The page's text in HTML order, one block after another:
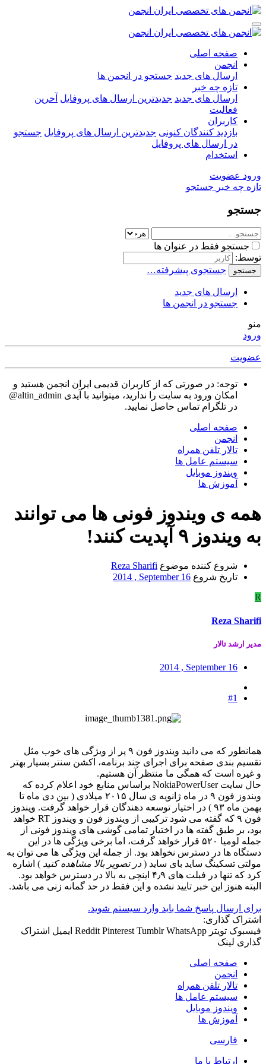
صفحه اصلی
انجمن
ارسال های جدید جستجو در انجمن ها
تازه چه خبر
ارسال های جدید جدیدترین ارسال های پروفایل آخرین
فعالیت
کاربران
بازدید کنندگان کنونی جدیدترین ارسال های پروفایل جستجو
در ارسال های پروفایل
استخدام
ورود عضویت
تازه چه خبر جستجو
جستجو
جستجو فقط در عنوان ها
توسط:
جستجو جستجوی پیشرفته…
ارسال های جدید
جستجو در انجمن ها
منو
ورود
عضویت
توجه: در صورتی که از کاربران قدیمی ایران انجمن هستید و
امکان ورود به سایت را ندارید، میتوانید با آیدی altin_admin@
در تلگرام تماس حاصل نمایید.
صفحه اصلی
انجمن
تالار تلفن همراه
سیستم عامل ها
ویندوز موبایل
آموزش ها
همه ی ویندوز فونی ها می توانند
به ویندوز ۹ آپدیت کنند!
شروع کننده موضوع Reza Sharifi
تاریخ شروع 2014 , September 16
R
Reza Sharifi
مدير ارشد تالار
2014 , September 16
#1
همانطور که می دانید ویندوز فون ۹ پر از ویژگی های خوب مثل
تقسیم بندی صفحه برای اجرای چند برنامه، اکشن سنتر بسیار بهتر
و غیره است که همگی ما منتظر آن هستیم.
حال سایت NokiaPowerUser براساس منابع خود اعلام کرده که
ویندوز فون ۹ در ماه ژانویه ی سال ۲۰۱۵ میلادی ( بین دی ماه تا
بهمن ماه ۹۳ ) در اختیار توسعه دهندگان قرار خواهد گرفت. ویندوز
فون ۹ که گفته می شود ترکیبی از ویندوز فون و ویندوز RT خواهد
بود، بر طبق گفته ها در اختیار تمامی گوشی های ویندوز فونی از
جمله لومیا ۵۲۰ قرار خواهد گرفت، اما برخی ویژگی ها در این
دستگاه ها در دسترس نخواهد بود. از جمله این ویژگی ها می توان به
مولتی تسکینگ ساید بای ساید ( در تصویر بالا مشاهده کنید ) اشاره
کرد که تنها در فبلت های ۴٫۹ اینچی به بالا در دسترس خواهد بود.
البته هنوز این خبر تایید نشده و این فقط در حد گمانه زنی می باشد.
برای ارسال پاسخ شما باید وارد سیستم شوید.
اشتراک گذاری:
فیسبوک تویتر Reddit Pinterest Tumblr WhatsApp ایمیل اشتراک
گذاری لینک
صفحه اصلی
انجمن
تالار تلفن همراه
سیستم عامل ها
ویندوز موبایل
آموزش ها
فارسی
ارتباط با ما